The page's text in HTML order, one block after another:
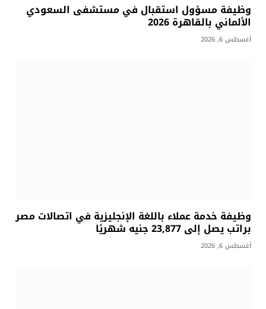
وظيفة مسؤول استقبال في مستشفى السعودي
الألماني بالقاهرة 2026
أغسطس 6, 2026
وظيفة خدمة عملاء باللغة الإنجليزية في اتصالات مصر
براتب يصل إلى 23,877 جنيه شهريًا
أغسطس 6, 2026